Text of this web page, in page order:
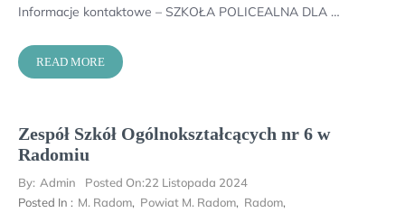
Informacje kontaktowe – SZKOŁA POLICEALNA DLA …
READ MORE
Zespół Szkół Ogólnokształcących nr 6 w
Radomiu
By: Admin Posted On:22 Listopada 2024
Posted In : M. Radom, Powiat M. Radom, Radom,